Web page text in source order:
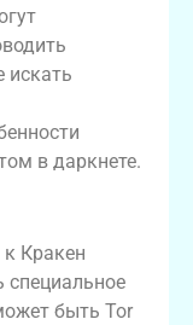
искать
в даркнете.
Кракен
специальное
быть Tor